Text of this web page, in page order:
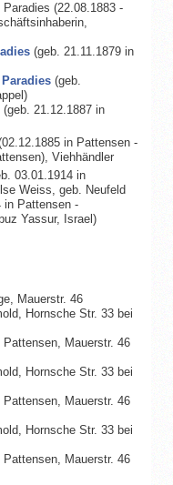
(22.08.1883 -
(geb. 21.11.1879 in
(geb.
(geb. 21.12.1887 in
in Pattensen -
Viehhändler
03.01.1914 in
Weiss, geb. Neufeld
in Pattensen -
Yassur, Israel)
Mauerstr. 46
Hornsche Str. 33 bei
Pattensen, Mauerstr. 46
Hornsche Str. 33 bei
Pattensen, Mauerstr. 46
Hornsche Str. 33 bei
Mauerstr. 46